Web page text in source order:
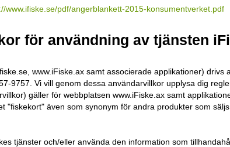
www.ifiske.se/pdf/angerblankett-2015-konsumentverket.pdf
för användning av tjänsten
www.iFiske.ax samt associerade applikationer) drivs
9757. Vi vill genom dessa användarvillkor upplysa dig
gäller för webbplatsen www.iFiske.ax samt
"fiskekort" även som synonym för andra produkter som
tjänster och/eller använda den information som